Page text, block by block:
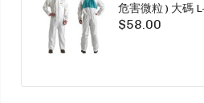
危害微粒 ) 大碼
$58.00